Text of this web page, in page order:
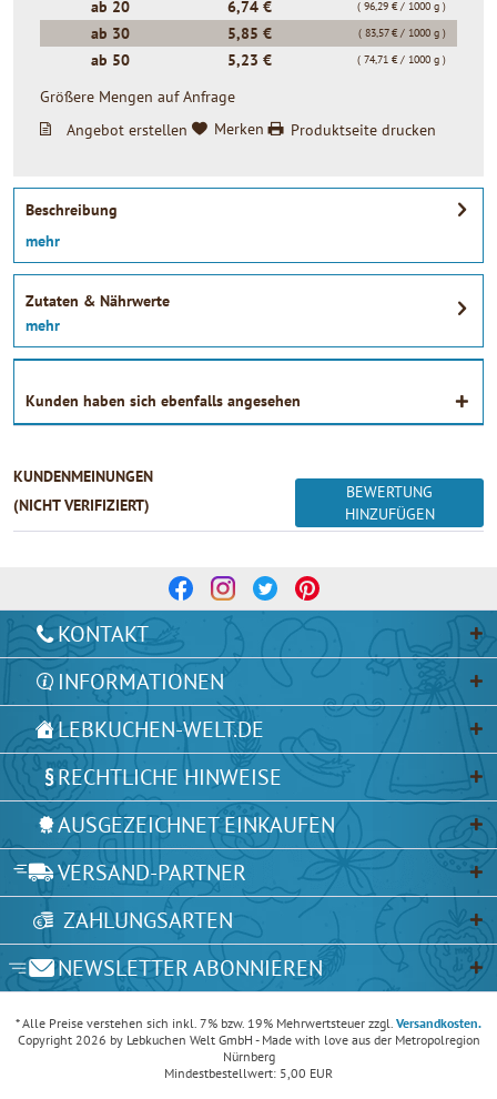
ab 20 6,74 € ( 96,29 € / 1000 g )
ab 30 5,85 € ( 83,57 € / 1000 g )
ab 50 5,23 € ( 74,71 € / 1000 g )
Größere Mengen auf Anfrage
Angebot erstellen
Merken Produktseite drucken
Beschreibung
mehr
Zutaten & Nährwerte
mehr
Kunden haben sich ebenfalls angesehen
KUNDENMEINUNGEN
(NICHT VERIFIZIERT)
BEWERTUNG
HINZUFÜGEN
KONTAKT
INFORMATIONEN
LEBKUCHEN-WELT.DE
RECHTLICHE HINWEISE
AUSGEZEICHNET EINKAUFEN
VERSAND-PARTNER
ZAHLUNGSARTEN
NEWSLETTER ABONNIEREN
* Alle Preise verstehen sich inkl. 7% bzw. 19% Mehrwertsteuer zzgl. Versandkosten.
Copyright 2026 by Lebkuchen Welt GmbH - Made with love aus der Metropolregion
Nürnberg
Mindestbestellwert: 5,00 EUR